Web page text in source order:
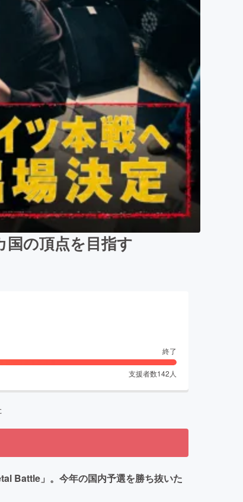
国の頂点を目指す
終了
支援者数142 人
Battle」。今年の国内予選を勝ち抜いた